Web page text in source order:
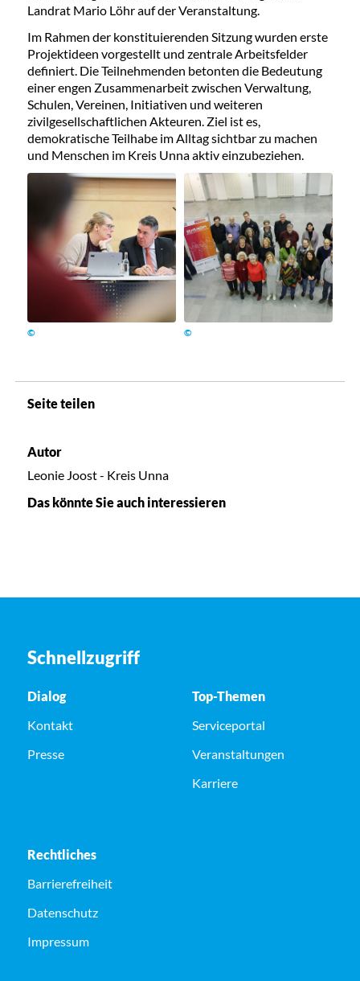
Landrat Mario Löhr auf der Veranstaltung.
Im Rahmen der konstituierenden Sitzung wurden erste
Projektideen vorgestellt und zentrale Arbeitsfelder
definiert. Die Teilnehmenden betonten die Bedeutung
einer engen Zusammenarbeit zwischen Verwaltung,
Schulen, Vereinen, Initiativen und weiteren
zivilgesellschaftlichen Akteuren. Ziel ist es,
demokratische Teilhabe im Alltag sichtbar zu machen
und Menschen im Kreis Unna aktiv einzubeziehen.
© ©
Seite teilen
Autor
Leonie Joost - Kreis Unna
Das könnte Sie auch interessieren
Schnellzugriff
Dialog
Kontakt
Presse
Top-Themen
Serviceportal
Veranstaltungen
Karriere
Rechtliches
Barrierefreiheit
Datenschutz
Impressum